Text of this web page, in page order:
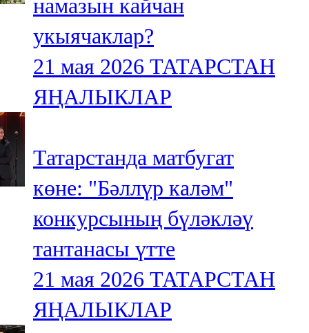
намазын кайчан
укыячаклар?
21 мая 2026 ТАТАРСТАН
ЯҢАЛЫКЛАР
Татарстанда матбугат
көне: "Бәллүр каләм"
конкурсының бүләкләү
тантанасы үтте
21 мая 2026 ТАТАРСТАН
ЯҢАЛЫКЛАР